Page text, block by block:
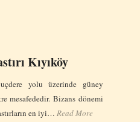
Kıyıköy
yolu üzerinde güney
mesafededir. Bizans dönemi
en iyi… Read More